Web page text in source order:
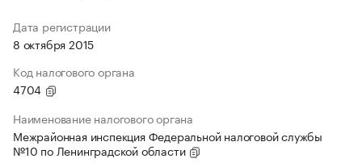
Дата регистрации
8 октября 2015
Код налогового органа
4704
Наименование налогового органа
Межрайонная инспекция Федеральной налоговой службы
№10 по Ленинградской области